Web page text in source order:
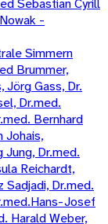
Sebastian Cyrill
-
Simmern
Brummer,
Jörg Gass, Dr.
Dr.med.
Bernhard
Johais,
Jung, Dr.med.
Reichardt,
Dr.med.
Josef
Harald Weber,